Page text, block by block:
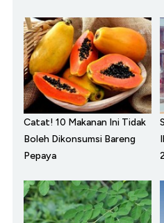
Catat! 10 Makanan Ini Tidak
Boleh Dikonsumsi Bareng
Pepaya